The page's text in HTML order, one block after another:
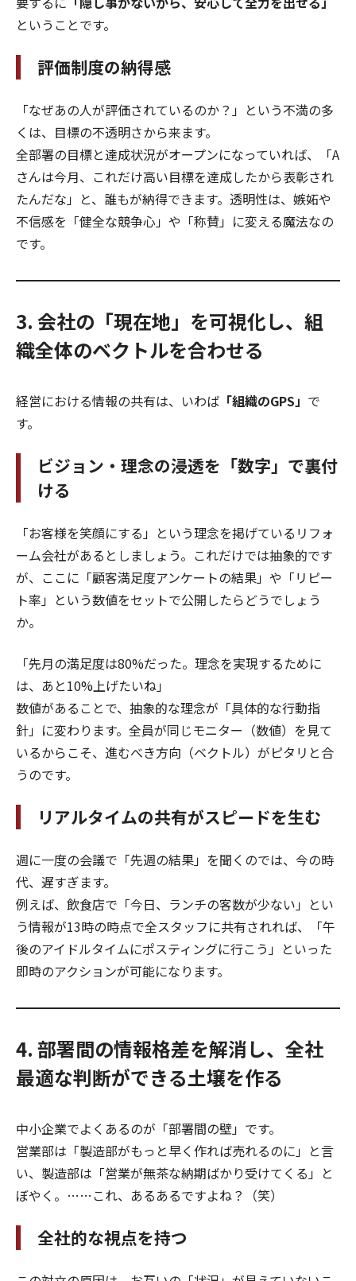
ということです。
評価制度の納得感
「なぜあの人が評価されているのか？」という不満の多
くは、目標の不透明さから来ます。
全部署の目標と達成状況がオープンになっていれば、「A
さんは今月、これだけ高い目標を達成したから表彰され
たんだな」と、誰もが納得できます。透明性は、嫉妬や
不信感を「健全な競争心」や「称賛」に変える魔法なの
です。
3. 会社の「現在地」を可視化し、組
織全体のベクトルを合わせる
経営における情報の共有は、いわば 「組織のGPS」 で
す。
ビジョン・理念の浸透を「数字」で裏付
ける
「お客様を笑顔にする」という理念を掲げているリフォ
ーム会社があるとしましょう。これだけでは抽象的です
が、ここに「顧客満足度アンケートの結果」や「リピー
ト率」という数値をセットで公開したらどうでしょう
か。
「先月の満足度は80%だった。理念を実現するために
は、あと10%上げたいね」
数値があることで、抽象的な理念が「具体的な行動指
針」に変わります。全員が同じモニター（数値）を見て
いるからこそ、進むべき方向（ベクトル）がピタリと合
うのです。
リアルタイムの共有がスピードを生む
週に一度の会議で「先週の結果」を聞くのでは、今の時
代、遅すぎます。
例えば、飲食店で「今日、ランチの客数が少ない」とい
う情報が13時の時点で全スタッフに共有されれば、「午
後のアイドルタイムにポスティングに行こう」といった
即時のアクションが可能になります。
4. 部署間の情報格差を解消し、全社
最適な判断ができる土壌を作る
中小企業でよくあるのが「部署間の壁」です。
営業部は「製造部がもっと早く作れば売れるのに」と言
い、製造部は「営業が無茶な納期ばかり受けてくる」と
ぼやく。……これ、あるあるですよね？（笑）
全社的な視点を持つ